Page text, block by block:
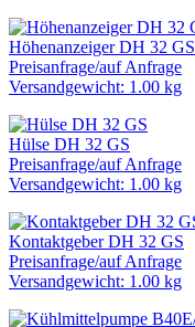
Höhenanzeiger DH 32 GS
Preisanfrage/auf Anfrage
Versandgewicht: 1.00 kg
Hülse DH 32 GS
Preisanfrage/auf Anfrage
Versandgewicht: 1.00 kg
Kontaktgeber DH 32 GS
Preisanfrage/auf Anfrage
Versandgewicht: 1.00 kg